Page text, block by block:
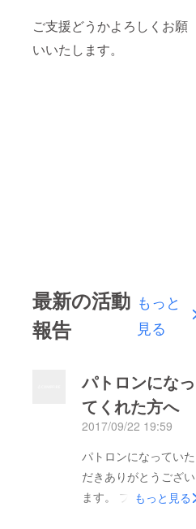
ご支援どうかよろしくお願
いいたします。
最新の活動
報告
もっと
見る
パトロンになっ
てくれた方へ
2017/09/22 19:59
パトロンになっていた
だきありがとうござい
ます。 プロジェクト
もっと見る